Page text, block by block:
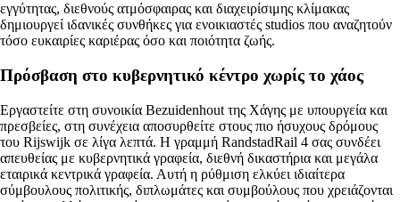
εγγύτητας, διεθνούς ατμόσφαιρας και διαχειρίσιμης κλίμακας
δημιουργεί ιδανικές συνθήκες για ενοικιαστές studios που αναζητούν
τόσο ευκαιρίες καριέρας όσο και ποιότητα ζωής.
Πρόσβαση στο κυβερνητικό κέντρο χωρίς το χάος
Εργαστείτε στη συνοικία Bezuidenhout της Χάγης με υπουργεία και
πρεσβείες, στη συνέχεια αποσυρθείτε στους πιο ήσυχους δρόμους
του Rijswijk σε λίγα λεπτά. Η γραμμή RandstadRail 4 σας συνδέει
απευθείας με κυβερνητικά γραφεία, διεθνή δικαστήρια και μεγάλα
εταιρικά κεντρικά γραφεία. Αυτή η ρύθμιση ελκύει ιδιαίτερα
σύμβουλους πολιτικής, διπλωμάτες και συμβούλους που χρειάζονται